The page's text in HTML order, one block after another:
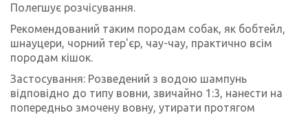
Полегшує розчісування.
Рекомендований таким породам собак, як бобтейл,
шнауцери, чорний тер'єр, чау-чау, практично всім
породам кішок.
Застосування: Розведений з водою шампунь
відповідно до типу вовни, звичайно 1:3, нанести на
попередньо змочену вовну, утирати протягом